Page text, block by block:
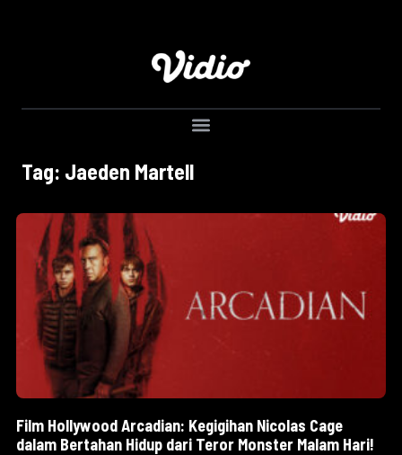
Tag: Jaeden Martell
Film Hollywood Arcadian: Kegigihan Nicolas Cage
dalam Bertahan Hidup dari Teror Monster Malam Hari!